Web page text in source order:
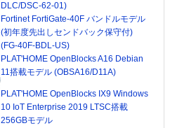
DLC/DSC-62-01)
Fortinet FortiGate-40F バンドルモデル
(初年度先出しセンドバック保守付)
(FG-40F-BDL-US)
PLAT'HOME OpenBlocks A16 Debian
11搭載モデル (OBSA16/D11A)
PLAT'HOME OpenBlocks IX9 Windows
10 IoT Enterprise 2019 LTSC搭載
256GBモデル